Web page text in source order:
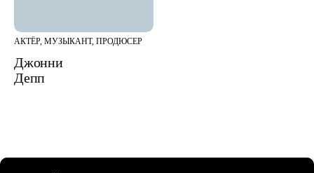
АКТЁР, МУЗЫКАНТ, ПРОДЮСЕР
Джонни
Депп